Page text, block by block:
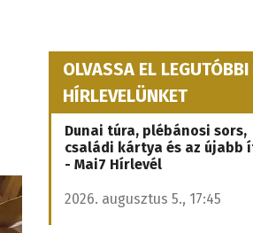
OLVASSA EL LEGUTÓBBI
HÍRLEVELÜNKET
Dunai túra, plébánosi sors,
családi kártya és az újabb
- Mai7 Hírlevél
2026. augusztus 5., 17:45